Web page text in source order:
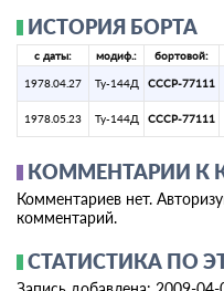
ИСТОРИЯ БОРТА
с даты: модиф.: бортовой:
1978.04.27 Ту-144Д СССР-77111
1978.05.23 Ту-144Д СССР-77111
КОММЕНТАРИИ К
Комментариев нет.
комментарий.
СТАТИСТИКА ПО